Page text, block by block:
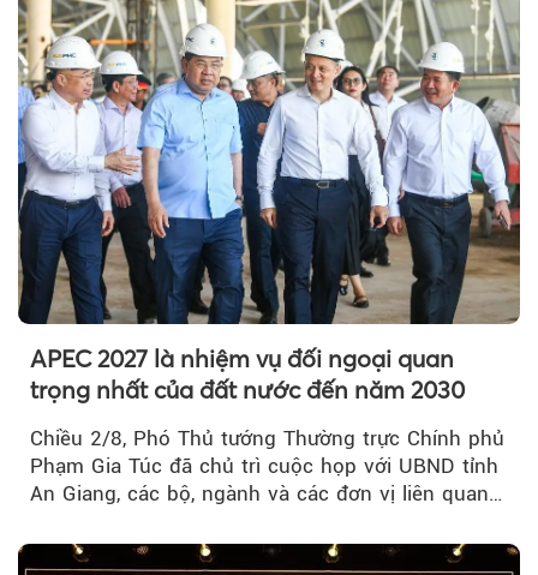
APEC 2027 là nhiệm vụ đối ngoại quan
trọng nhất của đất nước đến năm 2030
Chiều 2/8, Phó Thủ tướng Thường trực Chính phủ
Phạm Gia Túc đã chủ trì cuộc họp với UBND tỉnh
An Giang, các bộ, ngành và các đơn vị liên quan